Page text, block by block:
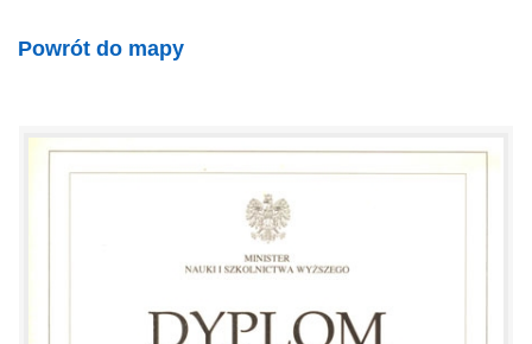
Powrót do mapy